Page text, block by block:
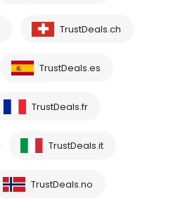
TrustDeals.ch
TrustDeals.es
TrustDeals.fr
TrustDeals.it
TrustDeals.no